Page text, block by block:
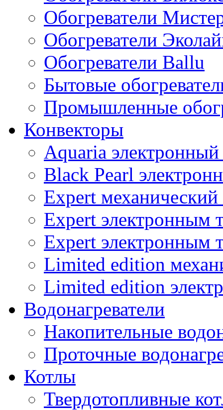
Обогреватели
Обогреватели
Обогреватели Ballu
Бытовые
Промышленные
Конвекторы
Aquaria
Black Pearl
Expert механический
Expert электронным
Expert электронным
Limited edition
Limited edition
Водонагреватели
Накопительные
Проточные
Котлы
Твердотопливные